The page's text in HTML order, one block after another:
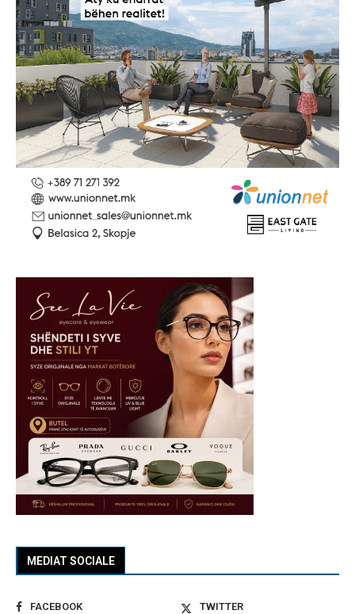
MEDIAT SOCIALE
FACEBOOK
TWITTER